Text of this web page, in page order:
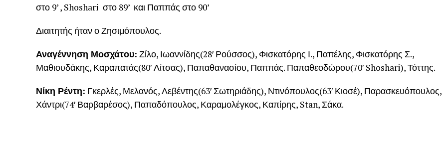
στο 9’ , Shoshari στο 89’ και Παππάς στο 90’
Διαιτητής ήταν ο Ζησιμόπουλος.
Αναγέννηση Μοσχάτου: Ζίλο, Ιωαννίδης(28′ Ρούσσος), Φισκατόρης Ι., Παπέλης, Φισκατόρης Σ.,
Μαθιουδάκης, Καραπατάς(80′ Λίτσας), Παπαθανασίου, Παππάς. Παπαθεοδώρου(70′ Shoshari), Τόττης.
Νίκη Ρέντη: Γκερλές, Μελανός, Λεβέντης(63′ Σωτηριάδης), Ντινόπουλος(63′ Κιοσέ), Παρασκευόπουλος,
Χάντρι(74′ Βαρβαρέσος), Παπαδόπουλος, Καραμολέγκος, Καπίρης, Stan, Σάκα.